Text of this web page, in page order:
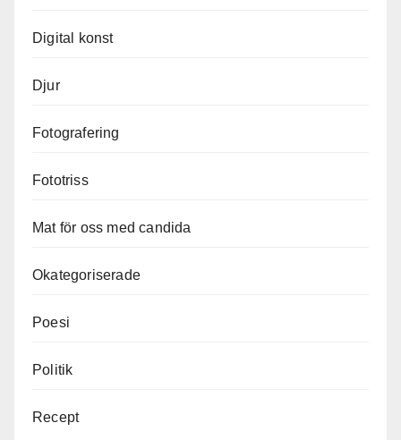
Digital konst
Djur
Fotografering
Fototriss
Mat för oss med candida
Okategoriserade
Poesi
Politik
Recept